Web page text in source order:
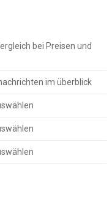
bei Preisen und
im überblick